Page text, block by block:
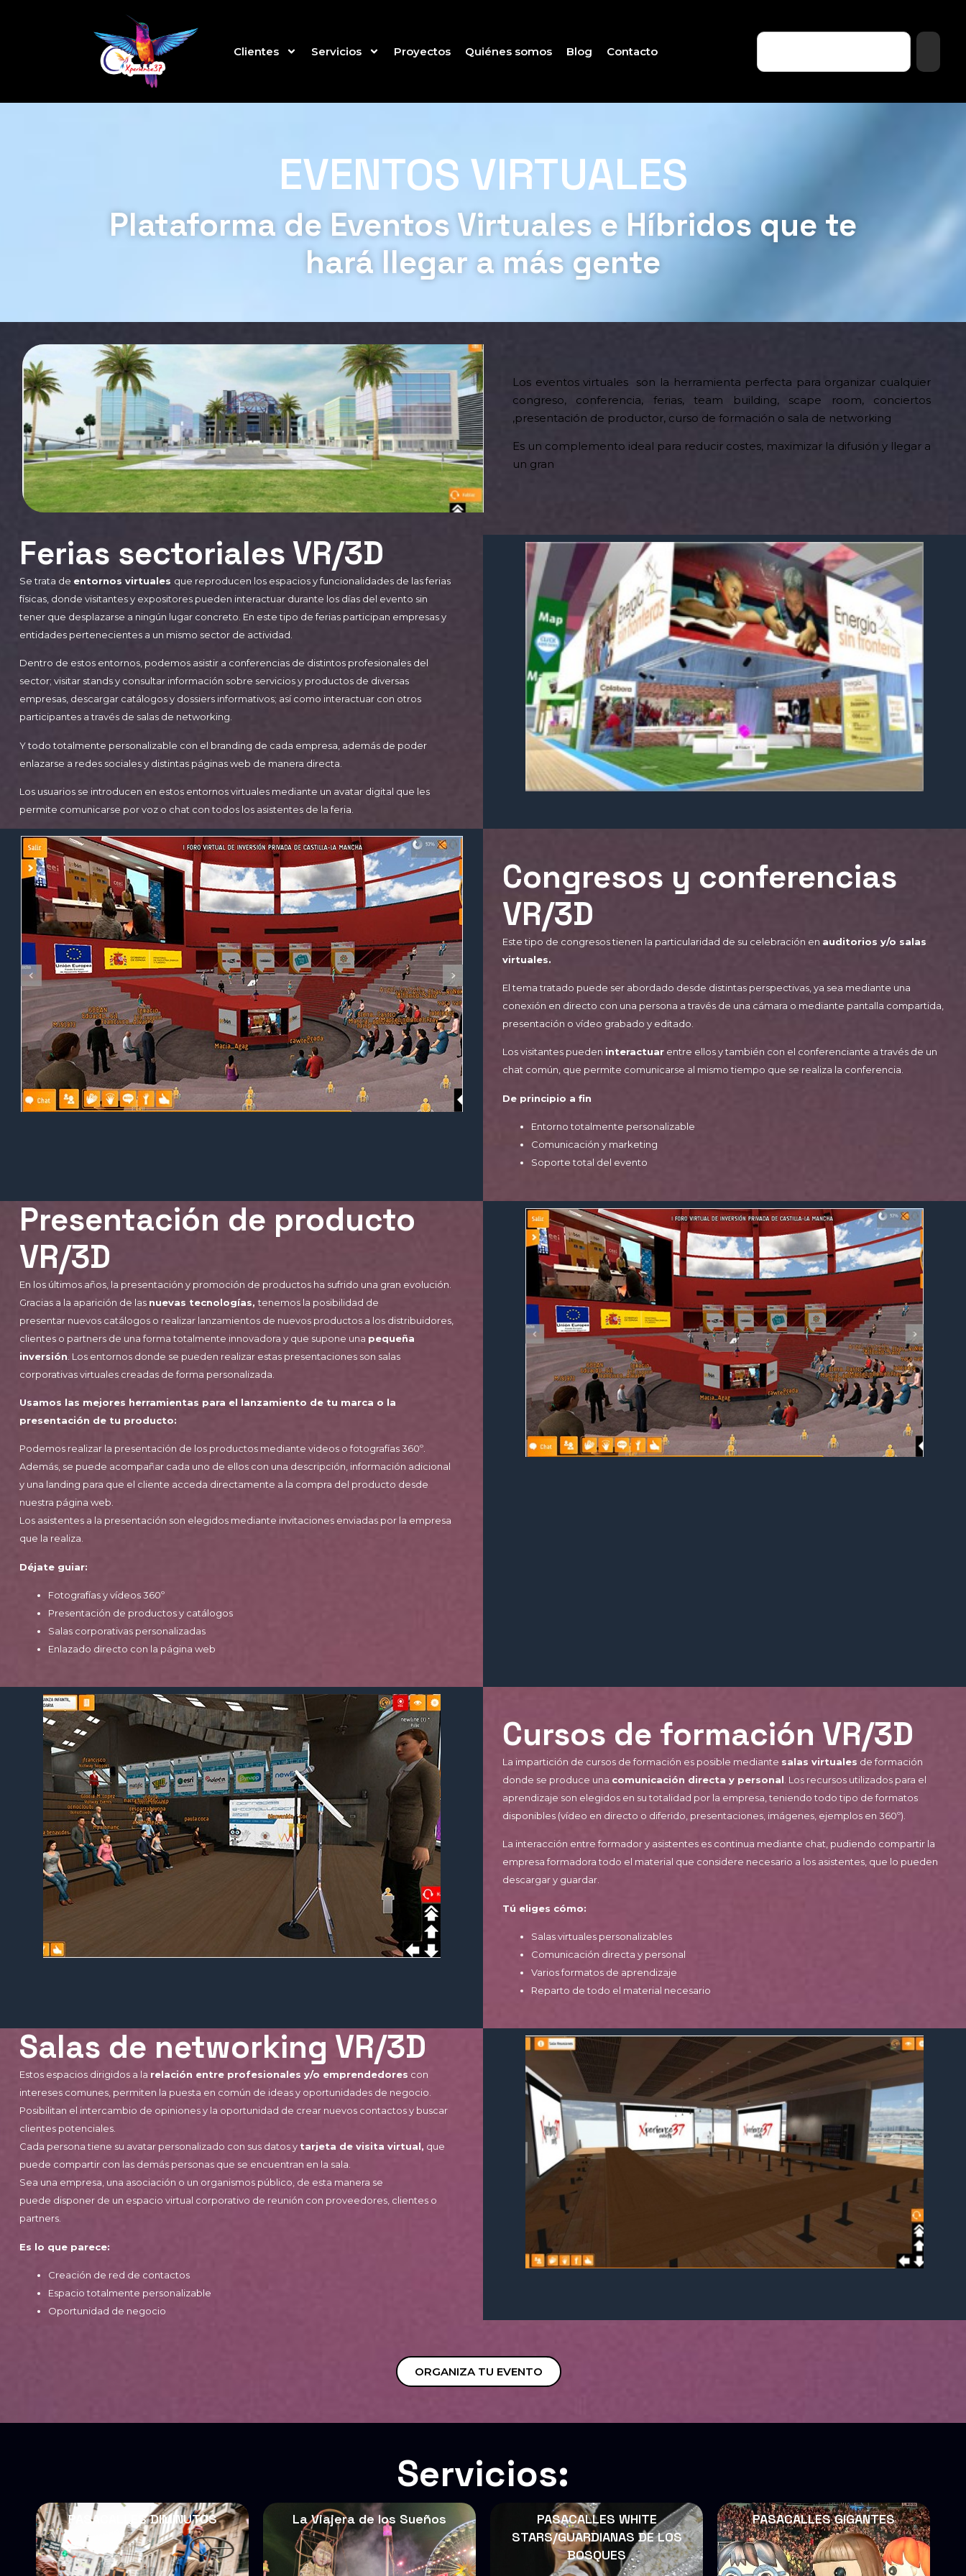
Clientes Servicios Proyectos Quiénes somos Blog Contacto
EVENTOS VIRTUALES
Plataforma de Eventos Virtuales e Híbridos que te
hará llegar a más gente
Los eventos virtuales son la herramienta perfecta para organizar cualquier
congreso, conferencia, ferias, team building, scape room, conciertos
,presentación de productor, curso de formación o sala de networking
Es un complemento ideal para reducir costes, maximizar la difusión y llegar a
un gran
Ferias sectoriales VR/3D
Se trata de entornos virtuales que reproducen los espacios y funcionalidades de las ferias
físicas, donde visitantes y expositores pueden interactuar durante los días del evento sin
tener que desplazarse a ningún lugar concreto. En este tipo de ferias participan empresas y
entidades pertenecientes a un mismo sector de actividad.
Dentro de estos entornos, podemos asistir a conferencias de distintos profesionales del
sector; visitar stands y consultar información sobre servicios y productos de diversas
empresas, descargar catálogos y dossiers informativos; así como interactuar con otros
participantes a través de salas de networking.
Y todo totalmente personalizable con el branding de cada empresa, además de poder
enlazarse a redes sociales y distintas páginas web de manera directa.
Los usuarios se introducen en estos entornos virtuales mediante un avatar digital que les
permite comunicarse por voz o chat con todos los asistentes de la feria.
Congresos y conferencias
VR/3D
Este tipo de congresos tienen la particularidad de su celebración en auditorios y/o salas
virtuales.
El tema tratado puede ser abordado desde distintas perspectivas, ya sea mediante una
conexión en directo con una persona a través de una cámara o mediante pantalla compartida,
presentación o vídeo grabado y editado.
Los visitantes pueden interactuarentre ellos y también con el conferenciante a través de un
chat común, que permite comunicarse al mismo tiempo que se realiza la conferencia.
De principio a fin
Entorno totalmente personalizable
Comunicación y marketing
Soporte total del evento
Presentación de producto
VR/3D
En los últimos años, la presentación y promoción de productos ha sufrido una gran evolución.
Gracias a la aparición de las nuevas tecnologías,tenemos la posibilidad de
presentar nuevos catálogos o realizar lanzamientos de nuevos productos a los distribuidores,
clientes o partners de una forma totalmente innovadora y que supone una pequeña
inversión . Los entornos donde se pueden realizar estas presentaciones son salas
corporativas virtuales creadas de forma personalizada.
Usamos las mejores herramientas para el lanzamiento de tu marca o la
presentación de tu producto:
Podemos realizar la presentación de los productos mediante videos o fotografías 360º.
Además, se puede acompañar cada uno de ellos con una descripción, información adicional
y una landing para que el cliente acceda directamente a la compra del producto desde
nuestra página web.
Los asistentes a la presentación son elegidos mediante invitaciones enviadas por la empresa
que la realiza.
Déjate guiar:
Fotografías y vídeos 360º
Presentación de productos y catálogos
Salas corporativas personalizadas
Enlazado directo con la página web
Cursos de formación VR/3D
La impartición de cursos de formación es posible mediante salas virtuales de formación
donde se produce una comunicación directa y personal . Los recursos utilizados para el
aprendizaje son elegidos en su totalidad por la empresa, teniendo todo tipo de formatos
disponibles (vídeo en directo o diferido, presentaciones, imágenes, ejemplos en 360º).
La interacción entre formador y asistentes es continua mediante chat, pudiendo compartir la
empresa formadora todo el material que considere necesario a los asistentes, que lo pueden
descargar y guardar.
Tú eliges cómo:
Salas virtuales personalizables
Comunicación directa y personal
Varios formatos de aprendizaje
Reparto de todo el material necesario
Salas de networking VR/3D
Estos espacios dirigidos a la relación entre profesionales y/o emprendedores con
intereses comunes, permiten la puesta en común de ideas y oportunidades de negocio.
Posibilitan el intercambio de opiniones y la oportunidad de crear nuevos contactos y buscar
clientes potenciales.
Cada persona tiene su avatar personalizado con sus datos y tarjeta de visita virtual, que
puede compartir con las demás personas que se encuentran en la sala.
Sea una empresa, una asociación o un organismos público, de esta manera se
puede disponer de un espacio virtual corporativo de reunión con proveedores, clientes o
partners.
Es lo que parece:
Creación de red de contactos
Espacio totalmente personalizable
Oportunidad de negocio
ORGANIZA TU EVENTO
Servicios:
PASACALLES DIMINUTOS La Viajera de los Sueños
PASACALLES WHITE
STARS/GUARDIANAS DE LOS
BOSQUES
PASACALLES GIGANTES